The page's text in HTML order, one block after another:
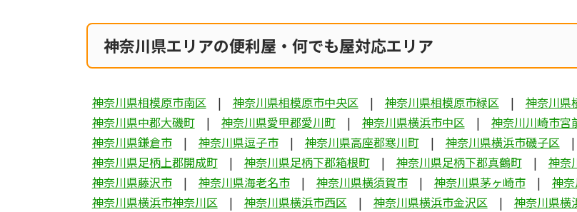
神奈川県エリアの便利屋・何でも屋対応エリア
神奈川県相模原市南区 神奈川県相模原市中央区 神奈川県相模原市緑区 神奈川県
神奈川県中郡大磯町
神奈川県愛甲郡愛川町 神奈川県横浜市中区 神奈川川崎市宮
神奈川県鎌倉市
神奈川県逗子市 神奈川県高座郡寒川町 神奈川県横浜市磯子区
神奈川県足柄上郡開成町
神奈川県足柄下郡箱根町 神奈川県足柄下郡真鶴町 神奈
神奈川県藤沢市
神奈川県海老名市 神奈川県横須賀市 神奈川県茅ヶ崎市 神
神奈川県横浜市神奈川区
神奈川県横浜市西区 神奈川県横浜市金沢区 神奈川県横